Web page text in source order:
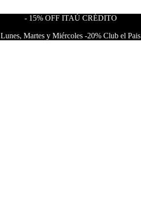
- 15% OFF ITAÚ CRÉDITO
Lunes, Martes y Miércoles -20% Club el Pais